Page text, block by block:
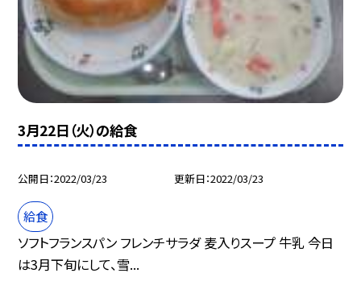
3月22日（火）の給食
公開日 2022/03/23 更新日 2022/03/23
給食
ソフトフランスパン フレンチサラダ 麦入りスープ 牛乳 今日
は3月下旬にして、雪...